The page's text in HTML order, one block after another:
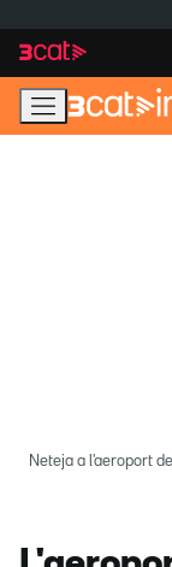
navegació
principal
contingut
Neteja a l'aeroport